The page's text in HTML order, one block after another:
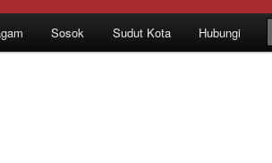
Sosok Sudut Kota Hubungi